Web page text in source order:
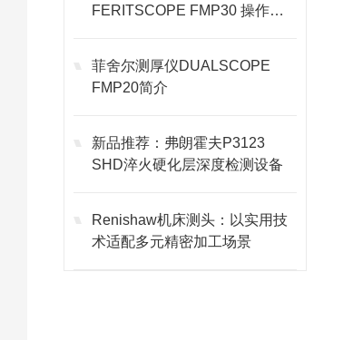
FERITSCOPE FMP30 操作方
菲舍尔测厚仪DUALSCOPE
FMP20简介
新品推荐：弗朗霍夫P3123
SHD淬火硬化层深度检测设备
Renishaw机床测头：以实用技
术适配多元精密加工场景